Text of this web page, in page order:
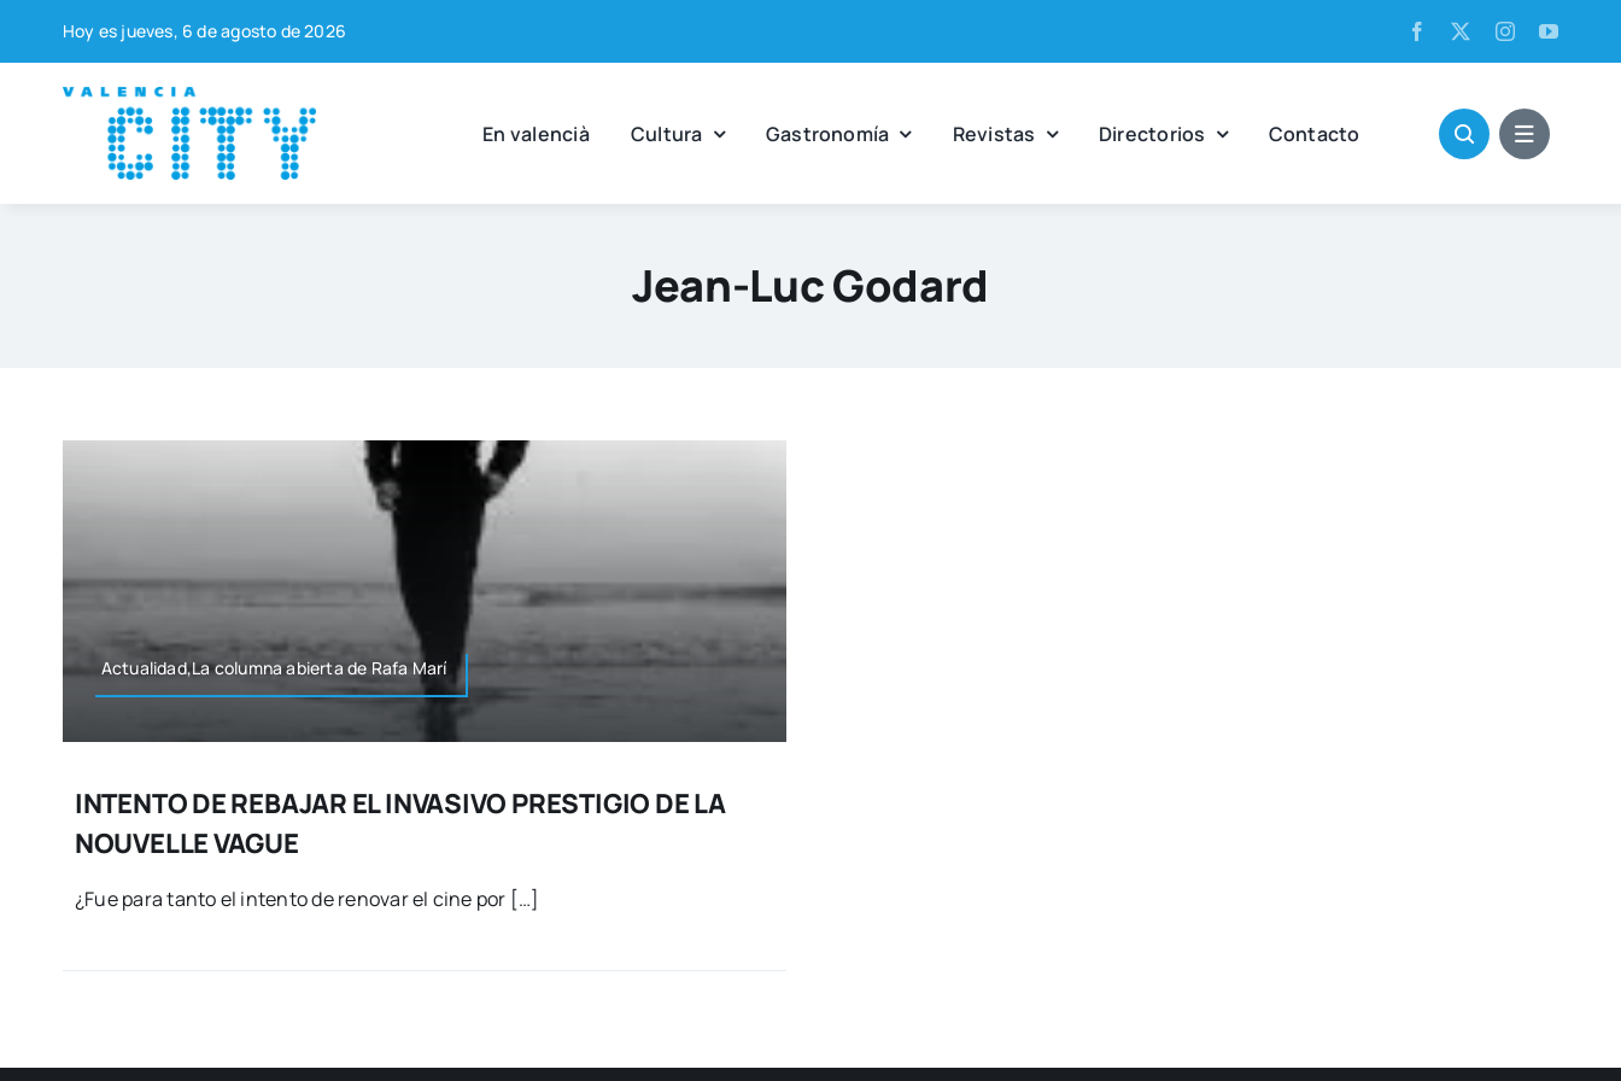
contenido
Hoy es jue­ves, 6 de agos­to de 2026
En valen­cià Cul­tu­ra Gas­tro­no­mía Revis­tas Direc­to­rios Con­tac­to
Jean-Luc Godard
Actualidad,La colum­na abier­ta de Rafa Marí
INTENTO DE REBAJAR EL INVASIVO PRESTIGIO DE LA
NOUVELLE VAGUE
¿Fue para tan­to el inten­to de reno­var el cine por […]